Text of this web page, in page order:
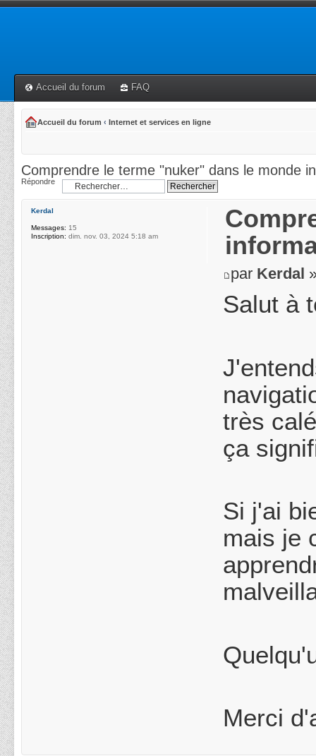
Accueil du forum FAQ
Accueil du forum ‹ Internet et services en ligne
Comprendre le terme "nuker" dans le monde
Répondre
par Kerdal
Salut à
très
ça
Si j'ai
mais je
Merci
Kerdal
Messages: 15
Inscription: dim. nov. 03, 2024 5:18 am